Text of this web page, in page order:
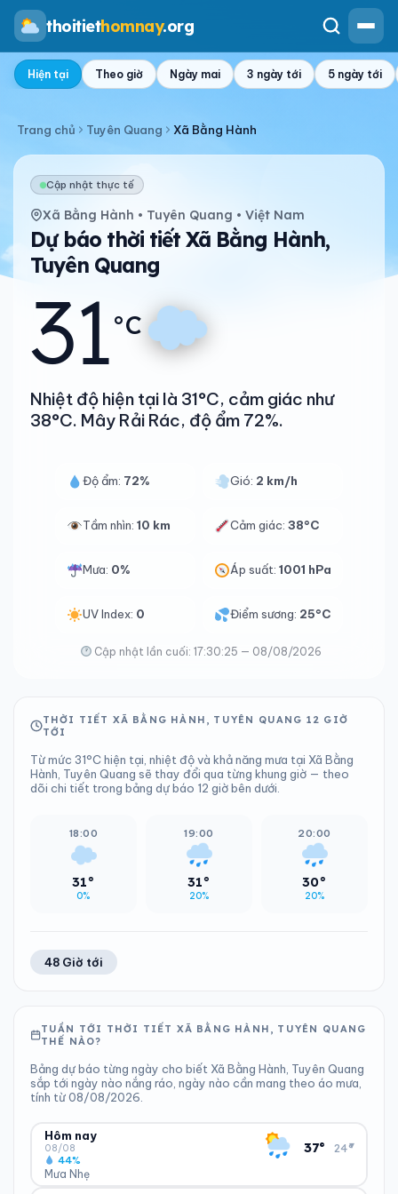
thoitiethomnay.org
Hiện tại Theo giờ Ngày mai 3 ngày tới 5 ngày tới
Trang chủ Tuyên Quang Xã Bằng Hành
Cập nhật thực tế
Xã Bằng Hành • Tuyên Quang • Việt Nam
Dự báo thời tiết Xã Bằng Hành,
Tuyên Quang
31°C
Nhiệt độ hiện tại là 31°C, cảm giác như
38°C. Mây Rải Rác, độ ẩm 72%.
Độ ẩm: 72% Gió: 2 km/h
Tầm nhìn: 10 km Cảm giác:38°C
Mưa: 0% Áp suất:1001 hPa
UV Index: 0 Điểm sương: 25°C
Cập nhật lần cuối: 17:30:25 — 08/08/2026
THỜI TIẾT XÃ BẰNG HÀNH, TUYÊN QUANG 12 GIỜ
TỚI
Từ mức 31°C hiện tại, nhiệt độ và khả năng mưa tại Xã Bằng
Hành, Tuyên Quang sẽ thay đổi qua từng khung giờ — theo
dõi chi tiết trong bảng dự báo 12 giờ bên dưới.
18:00
31°
0%
19:00
31°
20%
20:00
30°
20%
48 Giờ tới
TUẦN TỚI THỜI TIẾT XÃ BẰNG HÀNH, TUYÊN QUANG
THẾ NÀO?
Bảng dự báo từng ngày cho biết Xã Bằng Hành, Tuyên Quang
sắp tới ngày nào nắng ráo, ngày nào cần mang theo áo mưa,
tính từ 08/08/2026.
Hôm nay
08/08
Mưa Nhẹ
44%
37° 24°
▾